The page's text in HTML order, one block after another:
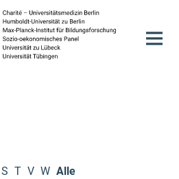
S T V W Alle